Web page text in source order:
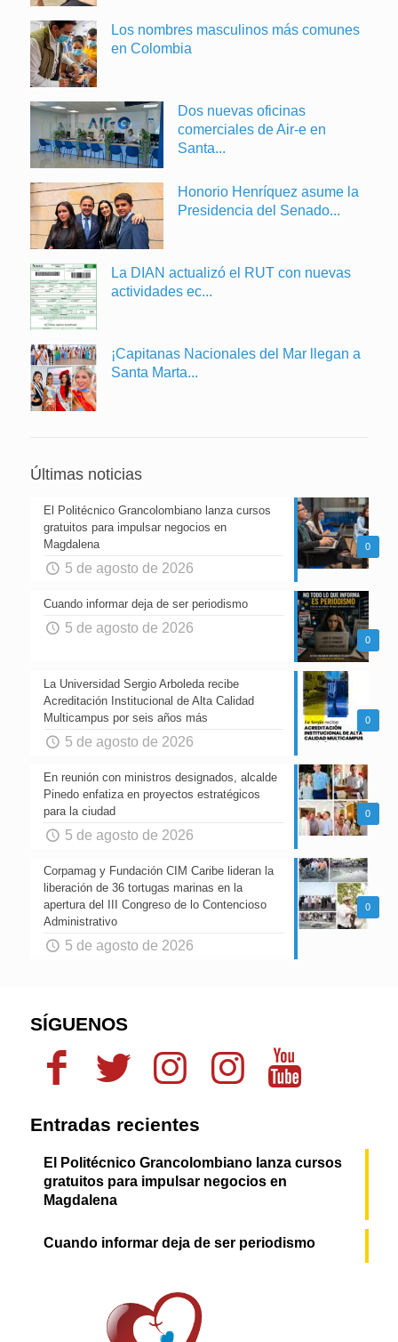
Los nombres masculinos más comunes
en Colombia
Dos nuevas oficinas
comerciales de Air-e en
Santa...
Honorio Henríquez asume la
Presidencia del Senado...
La DIAN actualizó el RUT con nuevas
actividades ec...
¡Capitanas Nacionales del Mar llegan a
Santa Marta...
Últimas noticias
0
El Politécnico Grancolombiano lanza cursos
gratuitos para impulsar negocios en
Magdalena
5 de agosto de 2026
0
Cuando informar deja de ser periodismo
5 de agosto de 2026
0
La Universidad Sergio Arboleda recibe
Acreditación Institucional de Alta Calidad
Multicampus por seis años más
5 de agosto de 2026
0
En reunión con ministros designados, alcalde
Pinedo enfatiza en proyectos estratégicos
para la ciudad
5 de agosto de 2026
0
Corpamag y Fundación CIM Caribe lideran la
liberación de 36 tortugas marinas en la
apertura del III Congreso de lo Contencioso
Administrativo
5 de agosto de 2026
SÍGUENOS
Entradas recientes
El Politécnico Grancolombiano lanza cursos
gratuitos para impulsar negocios en
Magdalena
Cuando informar deja de ser periodismo